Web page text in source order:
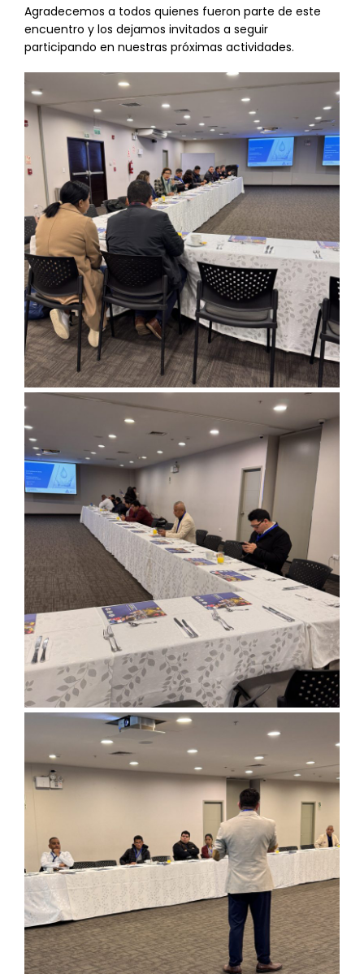
Agradecemos a todos quienes fueron parte de este
encuentro y los dejamos invitados a seguir
participando en nuestras próximas actividades.